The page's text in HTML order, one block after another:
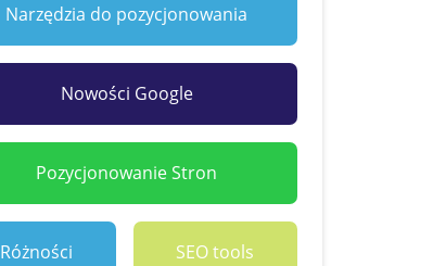
Narzędzia do pozycjonowania
Nowości Google
Pozycjonowanie Stron
Różności SEO tools